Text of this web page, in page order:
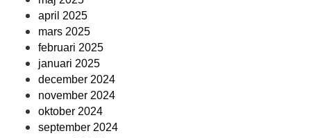
april 2025
mars 2025
februari 2025
januari 2025
december 2024
november 2024
oktober 2024
september 2024